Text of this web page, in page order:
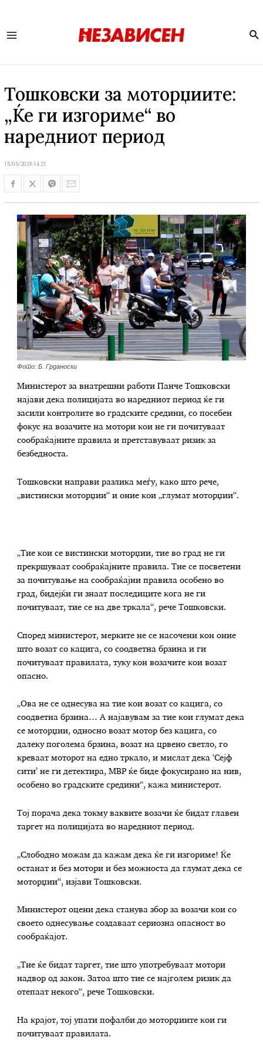
Тошковски за моторџиите:
„Ќе ги изгориме“ во
наредниот период
15/05/2026 14:21
Фото: Б. Грданоски
Министерот за внатрешни работи Панче Тошковски
најави дека полицијата во наредниот период ќе ги
засили контролите во градските средини, со посебен
фокус на возачите на мотори кои не ги почитуваат
сообраќајните правила и претставуваат ризик за
безбедноста.
Тошковски направи разлика меѓу, како што рече,
„вистински моторџии“ и оние кои „глумат моторџии“.
„Тие кои се вистински моторџии, тие во град не ги
прекршуваат сообраќајните правила. Тие се посветени
за почитување на сообраќајни правила особено во
град, бидејќи ги знаат последиците кога не ги
почитуваат, тие се на две тркала“, рече Тошковски.
Според министерот, мерките не се насочени кон оние
што возат со кацига, со соодветна брзина и ги
почитуваат правилата, туку кон возачите кои возат
опасно.
„Ова не се однесува на тие кои возат со кацига, со
соодветна брзина… А најавувам за тие кои глумат дека
се моторџии, односно возат мотор без кацига, со
далеку поголема брзина, возат на црвено светло, го
креваат моторот на едно тркало, и мислат дека ‘Сејф
сити’ не ги детектира, МВР ќе биде фокусирано на нив,
особено во градските средини“, кажа министерот.
Тој порача дека токму ваквите возачи ќе бидат главен
таргет на полицијата во наредниот период.
„Слободно можам да кажам дека ќе ги изгориме! Ќе
останат и без мотори и без можноста да глумат дека се
моторџии“, изјави Тошковски.
Министерот оцени дека станува збор за возачи кои со
своето однесување создаваат сериозна опасност во
сообраќајот.
„Тие ќе бидат таргет, тие што употребуваат мотори
надвор од закон. Затоа што тие се најголем ризик да
отепаат некого“, рече Тошковски.
На крајот, тој упати пофалби до моторџиите кои ги
почитуваат правилата.